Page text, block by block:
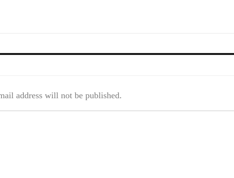
address will not be published.